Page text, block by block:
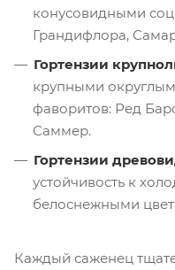
конусовидными
Грандифлора,
Гортензии
крупными
фаворитов: Ред
Саммер.
Гортензии
устойчивость к
белоснежными
Каждый саженец